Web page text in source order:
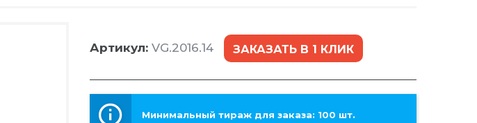
Артикул: VG.2016.14 ЗАКАЗАТЬ В 1 КЛИК
Минимальный тираж для заказа: 100 шт.